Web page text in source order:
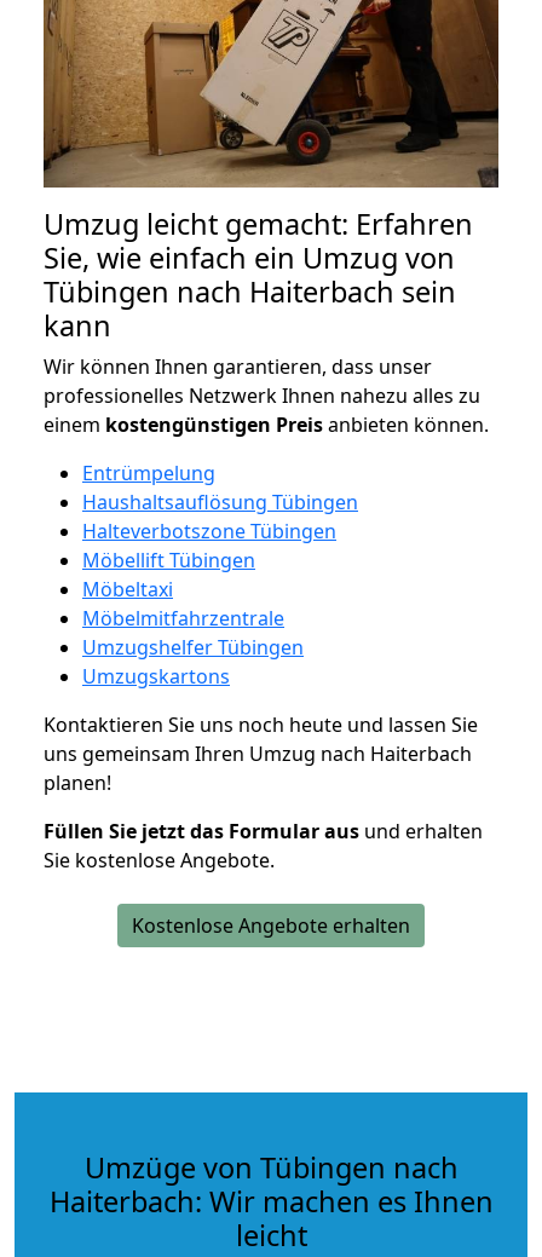
Umzug leicht gemacht: Erfahren
Sie, wie einfach ein Umzug von
Tübingen nach Haiterbach sein
kann
Wir können Ihnen garantieren, dass unser
professionelles Netzwerk Ihnen nahezu alles zu
einem kostengünstigen Preisanbieten können.
Entrümpelung
Haushaltsauflösung Tübingen
Halteverbotszone Tübingen
Möbellift Tübingen
Möbeltaxi
Möbelmitfahrzentrale
Umzugshelfer Tübingen
Umzugskartons
Kontaktieren Sie uns noch heute und lassen Sie
uns gemeinsam Ihren Umzug nach Haiterbach
planen!
Füllen Sie jetzt das Formular aus und erhalten
Sie kostenlose Angebote.
Kostenlose Angebote erhalten
Umzüge von Tübingen nach
Haiterbach: Wir machen es Ihnen
leicht